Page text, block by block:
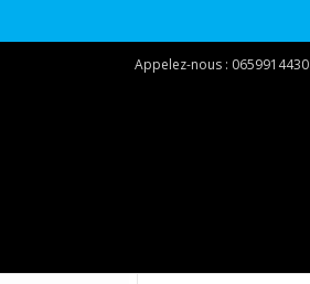
Appelez-nous : 0659914430